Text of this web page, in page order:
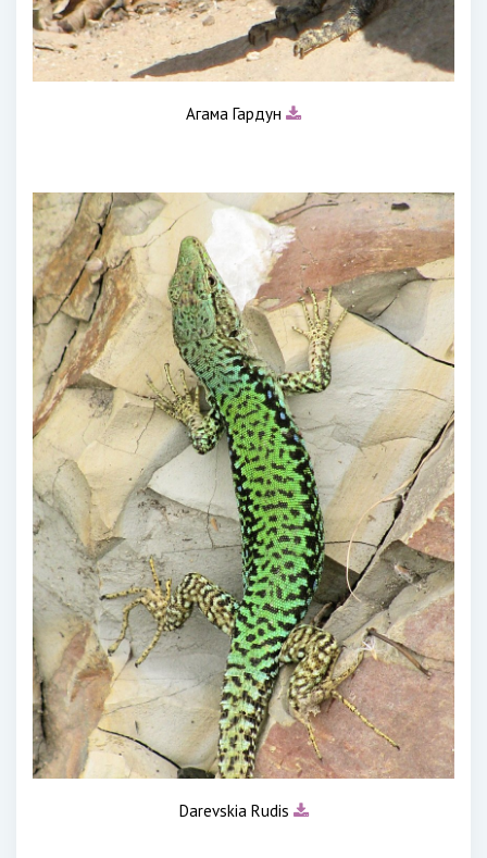
Агама Гардун
Darevskia Rudis